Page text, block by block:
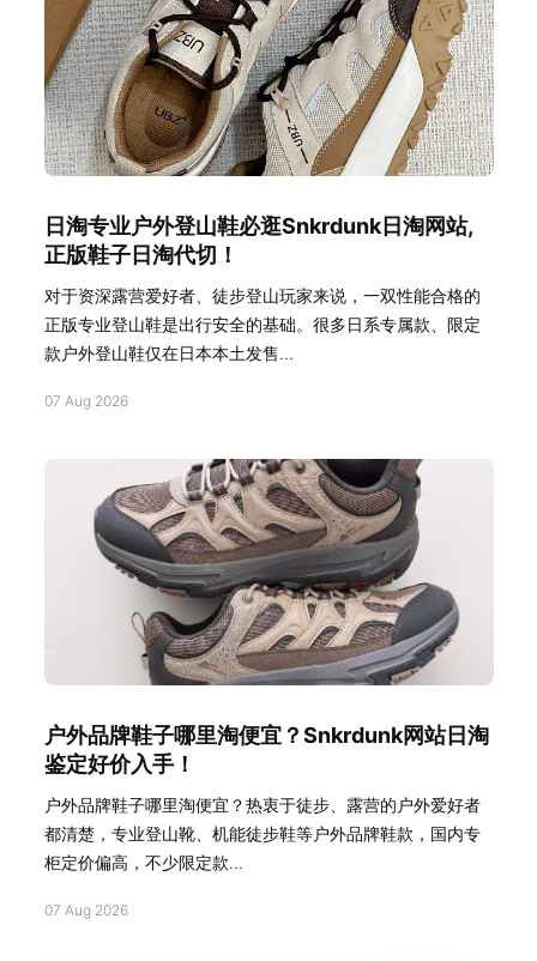
日淘专业户外登山鞋必逛Snkrdunk日淘网站,
正版鞋子日淘代切！
对于资深露营爱好者、徒步登山玩家来说，一双性能合格的
正版专业登山鞋是出行安全的基础。很多日系专属款、限定
款户外登山鞋仅在日本本土发售...
07 Aug 2026
户外品牌鞋子哪里淘便宜？Snkrdunk网站日淘
鉴定好价入手！
户外品牌鞋子哪里淘便宜？热衷于徒步、露营的户外爱好者
都清楚，专业登山靴、机能徒步鞋等户外品牌鞋款，国内专
柜定价偏高，不少限定款...
07 Aug 2026